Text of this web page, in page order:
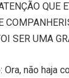
QUE
SER UMA
Ora, não haja